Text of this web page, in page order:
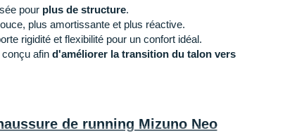
pour plus de structure.
plus amortissante et plus réactive.
rigidité et flexibilité pour un confort idéal.
afin d'améliorer la transition du talon vers
de running Mizuno Neo